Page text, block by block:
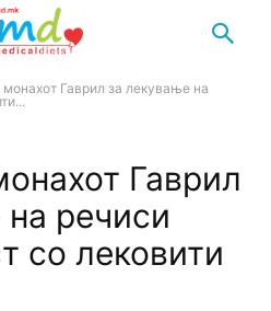
монахот Гаврил за лекување на
Гаврил
речиси
со лековити